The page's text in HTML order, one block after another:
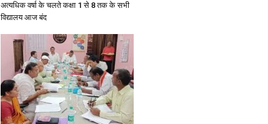
Paper
अत्यधिक वर्षा के चलते कक्षा 1 से 8 तक के सभी
विद्यालय आज बंद